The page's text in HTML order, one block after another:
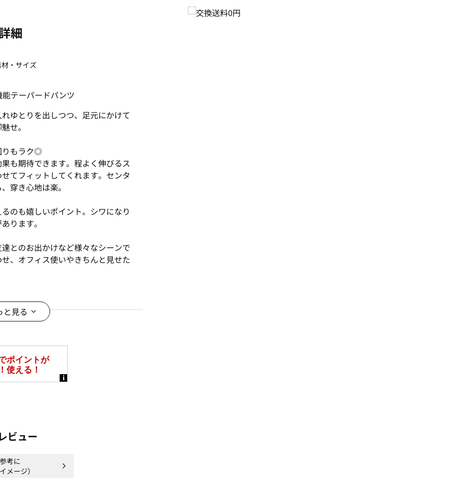
細
・サイズ
テーパードパンツ
ゆとりを出しつつ、足元にかけて
せ。
りもラク◎
も期待できます。程よく伸びるス
てフィットしてくれます。センタ
穿き心地は楽。
のも嬉しいポイント。シワになり
ります。
とのお出かけなど様々なシーンで
、オフィス使いやきちんと見せた
います。
また、時期によっては販売を終了
さい。
と見る
ビュー
考に
メージ）